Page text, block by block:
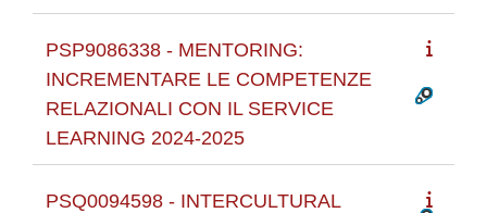
PSP9086338 - MENTORING:
INCREMENTARE LE COMPETENZE
RELAZIONALI CON IL SERVICE
LEARNING 2024-2025
PSQ0094598 - INTERCULTURAL